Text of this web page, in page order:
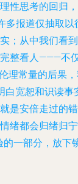
性思考的回归
多报道仅抽取
；从中我们看
整看人———不
理常量的后果
白宽恕和识读
是安倍走过的
绪都会归绪归
一部分，放下